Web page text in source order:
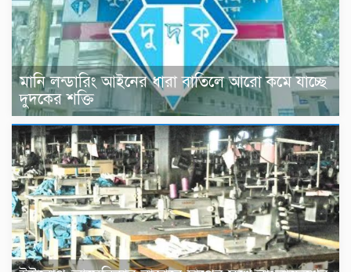
মানি লন্ডারিং আইনের ধারা বাতিলে আরো কমে যাচ্ছে
দুদকের শক্তি